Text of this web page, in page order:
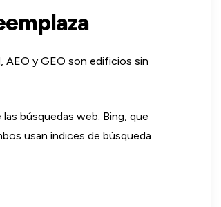
AEO y GEO son edificios sin
búsquedas web. Bing, que
usan índices de búsqueda